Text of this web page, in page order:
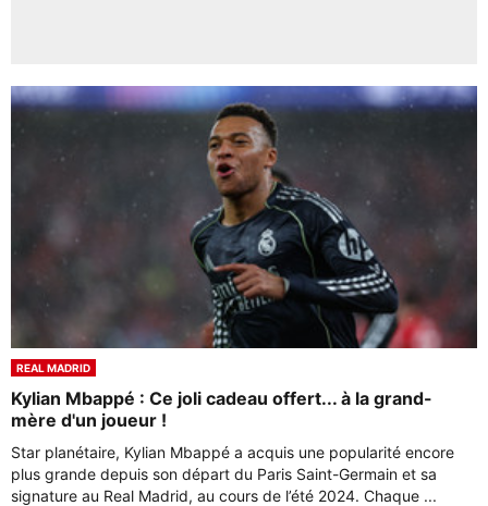
REAL MADRID
Kylian Mbappé : Ce joli cadeau offert... à la grand-
mère d'un joueur !
Star planétaire, Kylian Mbappé a acquis une popularité encore
plus grande depuis son départ du Paris Saint-Germain et sa
signature au Real Madrid, au cours de l’été 2024. Chaque ...